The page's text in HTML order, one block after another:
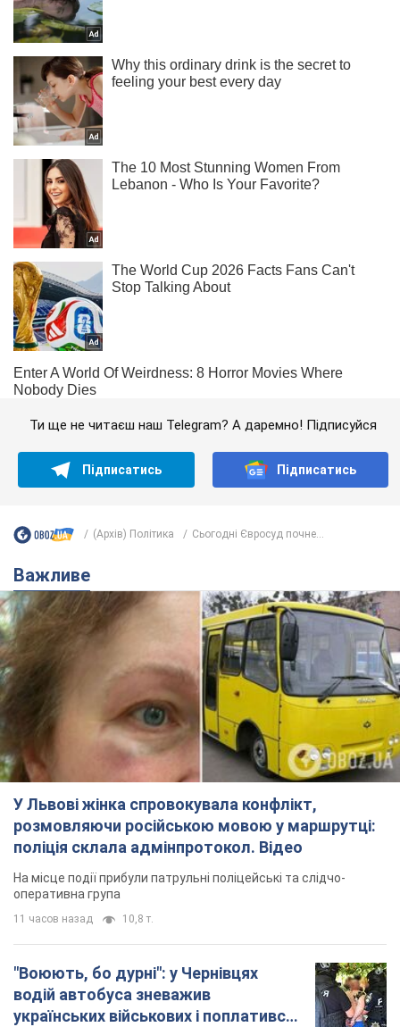
Ти ще не читаєш наш Telegram? А даремно! Підписуйся
Підписатись Підписатись
(Архів) Політика Сьогодні Євросуд почне...
Важливе
У Львові жінка спровокувала конфлікт,
розмовляючи російською мовою у маршрутці:
поліція склала адмінпротокол. Відео
На місце події прибули патрульні поліцейські та слідчо-
оперативна група
11 часов назад 10,8 т.
"Воюють, бо дурні": у Чернівцях
водій автобуса зневажив
українських військових і поплатився.